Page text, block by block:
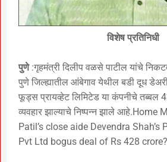
विशेष प्रतिनिधी
पुणे:गृहमंत्री दिलीप वळसे पाटील यांचे
पुणे जिल्ह्यातील आंबेगाव येथील बडी दूध
फूड्स प्रायव्हेट लिमिटेड या कंपनीचे तब्बल
व्यवहार झाल्याचे निष्पन्न झाले
Patil’s close aide Devendra Shah’s
Pvt Ltd bogus deal of Rs 428 crore?